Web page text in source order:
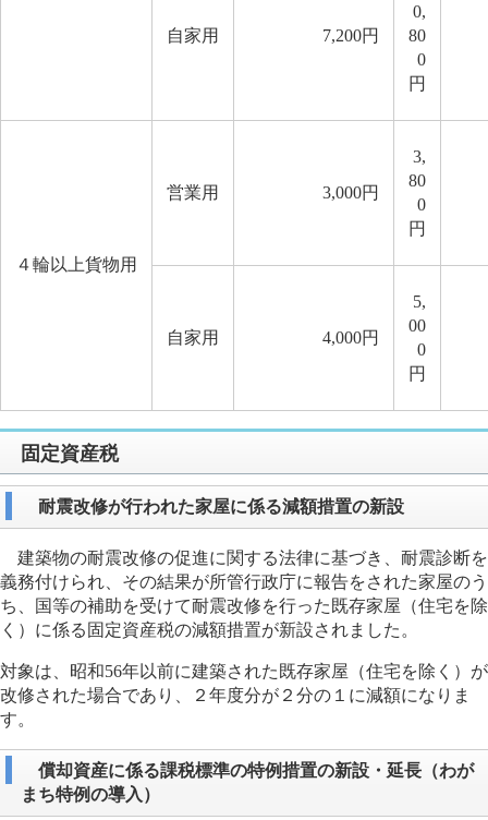
自家用 7,200円
0,
80
0
円
４輪以上貨物用
営業用 3,000円
3,
80
0
円
自家用 4,000円
5,
00
0
円
固定資産税
耐震改修が行われた家屋に係る減額措置の新設
建築物の耐震改修の促進に関する法律に基づき、耐震診断を
義務付けられ、その結果が所管行政庁に報告をされた家屋のう
ち、国等の補助を受けて耐震改修を行った既存家屋（住宅を除
く）に係る固定資産税の減額措置が新設されました。
対象は、昭和56年以前に建築された既存家屋（住宅を除く）が
改修された場合であり、２年度分が２分の１に減額になりま
す。
償却資産に係る課税標準の特例措置の新設・延長（わが
まち特例の導入）